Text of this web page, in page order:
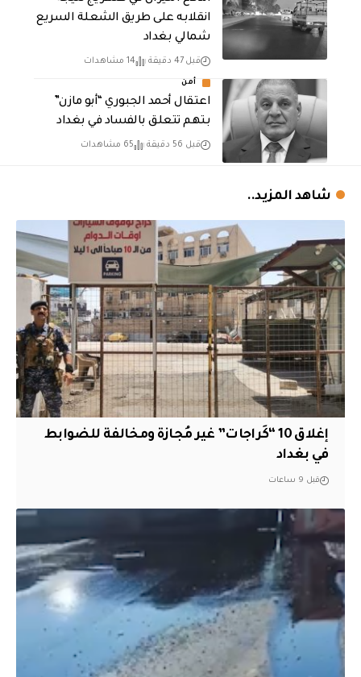
انقلابه على طريق الشعلة السريع
شمالي بغداد
قبل 47 دقيقة 14 مشاهدات
أمن
اعتقال أحمد الجبوري “أبو مازن”
بتهم تتعلق بالفساد في بغداد
قبل 56 دقيقة 65 مشاهدات
شاهد المزيد..
إغلاق 10 “كَراجات” غير مُجازة ومخالفة للضوابط
في بغداد
قبل 9 ساعات